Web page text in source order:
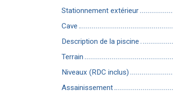
Stationnement extérieur
Cave
Description de la piscine
Terrain
Niveaux (RDC inclus)
Assainissement